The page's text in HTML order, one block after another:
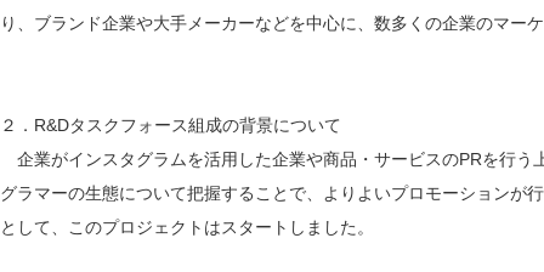
り、ブランド企業や大手メーカーなどを中心に、数多くの企業のマー
２．R&Dタスクフォース組成の背景について
企業がインスタグラムを活用した企業や商品・サービスのPRを行う
グラマーの生態について把握することで、よりよいプロモーションが
として、このプロジェクトはスタートしました。